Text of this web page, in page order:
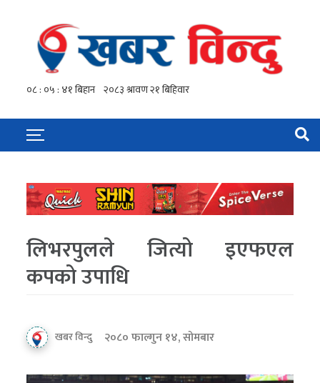
लिभरपुलले जित्यो इएफएल
कपको उपाधि
खबर विन्दु २०८० फाल्गुन १४, सोमबार